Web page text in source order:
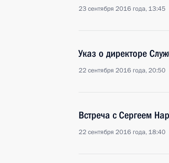
23 сентября 2016 года, 13:45
Указ о директоре
22 сентября 2016 года, 20:50
Встреча с Сергеем
22 сентября 2016 года, 18:40